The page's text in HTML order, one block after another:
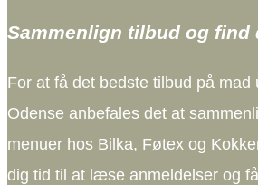
Sammenlign tilbud og find
For at få det bedste tilbud på mad
Odense anbefales det at
menuer hos Bilka, Føtex og
dig tid til at læse anmeldelser og